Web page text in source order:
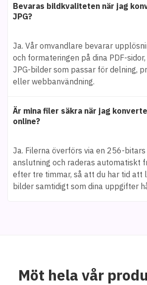
Bevaras bildkvaliteten när jag
JPG?
Ja. Vår omvandlare bevarar
och formateringen på dina PDF-
JPG-bilder som passar för delning,
eller webbanvändning.
Är mina filer säkra när jag
online?
Ja. Filerna överförs via en 256-
anslutning och raderas automatiskt
efter tre timmar, så att du har tid att
bilder samtidigt som dina uppgifter
Möt hela vår